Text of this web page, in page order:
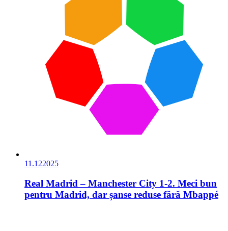
11.122025
Real Madrid – Manchester City 1-2. Meci bun
pentru Madrid, dar șanse reduse fără Mbappé